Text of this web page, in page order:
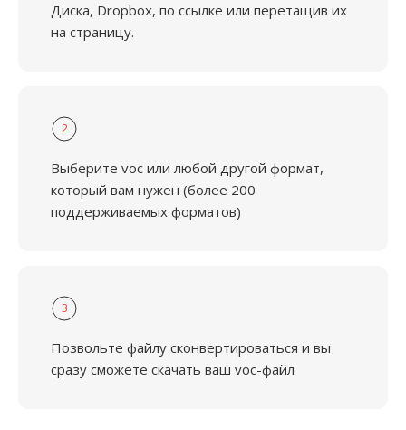
Диска, Dropbox, по ссылке или перетащив их
на страницу.
2
Выберите voc или любой другой формат,
который вам нужен (более 200
поддерживаемых форматов)
3
Позвольте файлу сконвертироваться и вы
сразу сможете скачать ваш voc-файл